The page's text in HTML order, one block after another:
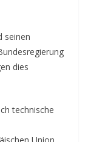
seinen
dies
technische